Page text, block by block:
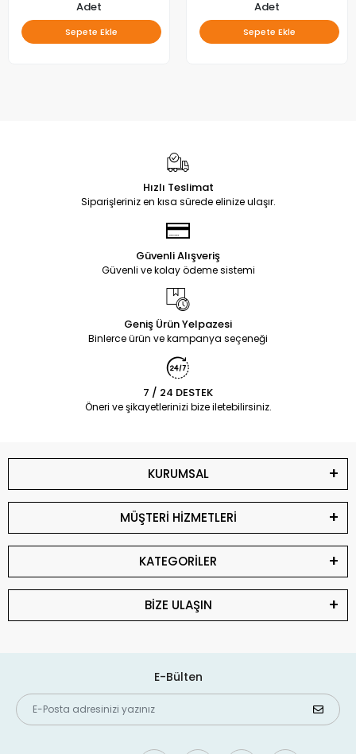
Adet
Sepete Ekle
Adet
Sepete Ekle
Hızlı Teslimat
Siparişleriniz en kısa sürede elinize ulaşır.
Güvenli Alışveriş
Güvenli ve kolay ödeme sistemi
Geniş Ürün Yelpazesi
Binlerce ürün ve kampanya seçeneği
7 / 24 DESTEK
Öneri ve şikayetlerinizi bize iletebilirsiniz.
KURUMSAL
MÜŞTERİ HİZMETLERİ
KATEGORİLER
BİZE ULAŞIN
E-Bülten